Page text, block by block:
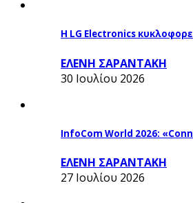
Η LG Electronics
ΕΛΕΝΗ ΣΑΡΑΝΤΑΚΗ
30 Ιουλίου 2026
InfoCom World 2026:
ΕΛΕΝΗ ΣΑΡΑΝΤΑΚΗ
27 Ιουλίου 2026